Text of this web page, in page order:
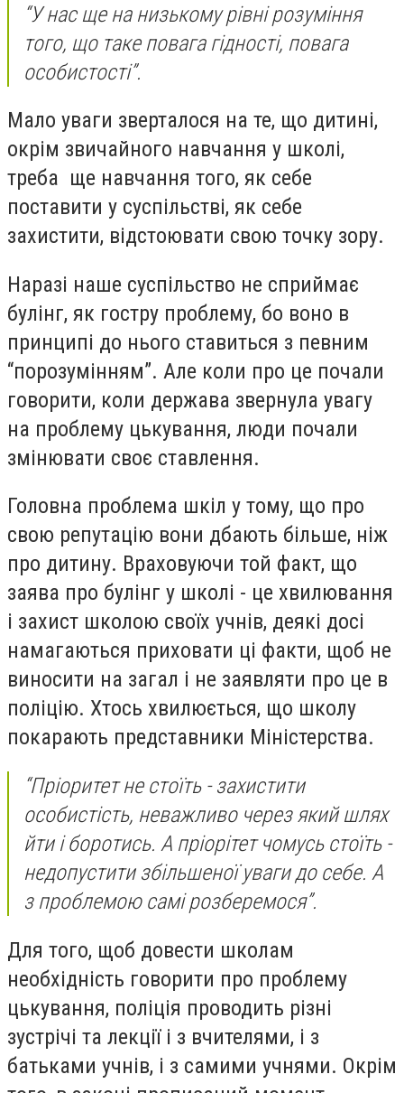
“У нас ще на низькому рівні розуміння
того, що таке повага гідності, повага
особистості”.
Мало уваги зверталося на те, що дитині,
окрім звичайного навчання у школі,
треба ще навчання того, як себе
поставити у суспільстві, як себе
захистити, відстоювати свою точку зору.
Наразі наше суспільство не сприймає
булінг, як гостру проблему, бо воно в
принципі до нього ставиться з певним
“порозумінням”. Але коли про це почали
говорити, коли держава звернула увагу
на проблему цькування, люди почали
змінювати своє ставлення.
Головна проблема шкіл у тому, що про
свою репутацію вони дбають більше, ніж
про дитину. Враховуючи той факт, що
заява про булінг у школі - це хвилювання
і захист школою своїх учнів, деякі досі
намагаються приховати ці факти, щоб не
виносити на загал і не заявляти про це в
поліцію. Хтось хвилюється, що школу
покарають представники Міністерства.
“Пріоритет не стоїть - захистити
особистість, неважливо через який шлях
йти і боротись. А пріорітет чомусь стоїть -
недопустити збільшеної уваги до себе. А
з проблемою самі розберемося”.
Для того, щоб довести школам
необхідність говорити про проблему
цькування, поліція проводить різні
зустрічі та лекції і з вчителями, і з
батьками учнів, і з самими учнями. Окрім